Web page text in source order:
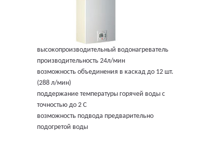
высокопроизводительный водонагреватель
производительность 24л/мин
возможность объединения в каскад до 12 шт.
(288 л/мин)
поддержание температуры горячей воды с
точностью до 2 С
возможность подвода предварительно
подогретой воды